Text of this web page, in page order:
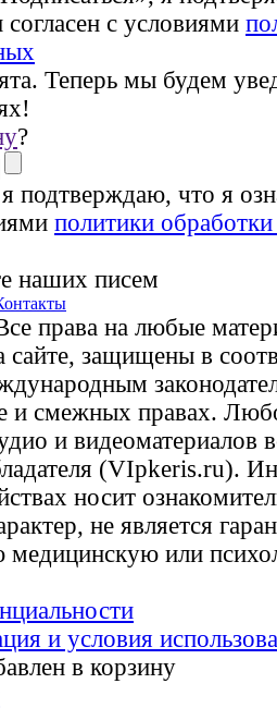
с условиями
Теперь мы будем
?
подтверждаю, что я
политики
наших писем
права на любые
сайте, защищены в
и смежных правах.
и видеоматериалов
(VIpkeris.ru).
носит
не является
медицинскую или
и условия
в корзину